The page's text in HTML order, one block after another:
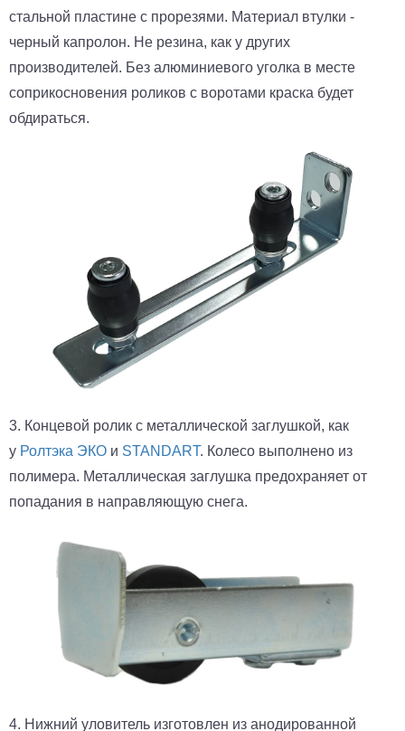
стальной пластине с прорезями. Материал втулки -
черный капролон. Не резина, как у других
производителей. Без алюминиевого уголка в месте
соприкосновения роликов с воротами краска будет
обдираться.
3. Концевой ролик с металлической заглушкой, как
у Ролтэка ЭКО и STANDART. Колесо выполнено из
полимера. Металлическая заглушка предохраняет от
попадания в направляющую снега.
4. Нижний уловитель изготовлен из анодированной